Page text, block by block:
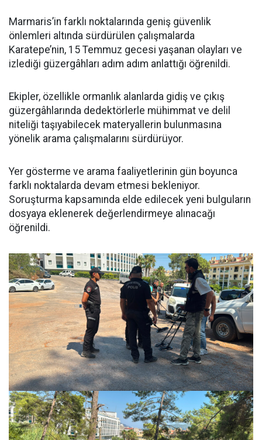
Marmaris’in farklı noktalarında geniş güvenlik
önlemleri altında sürdürülen çalışmalarda
Karatepe’nin, 15 Temmuz gecesi yaşanan olayları ve
izlediği güzergâhları adım adım anlattığı öğrenildi.
Ekipler, özellikle ormanlık alanlarda gidiş ve çıkış
güzergâhlarında dedektörlerle mühimmat ve delil
niteliği taşıyabilecek materyallerin bulunmasına
yönelik arama çalışmalarını sürdürüyor.
Yer gösterme ve arama faaliyetlerinin gün boyunca
farklı noktalarda devam etmesi bekleniyor.
Soruşturma kapsamında elde edilecek yeni bulguların
dosyaya eklenerek değerlendirmeye alınacağı
öğrenildi.